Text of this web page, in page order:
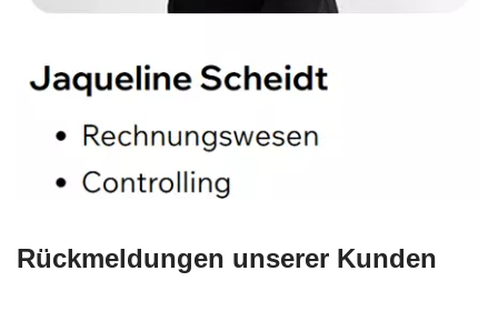
Rückmeldungen unserer Kunden